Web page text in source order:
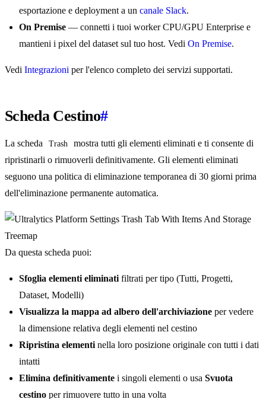
esportazione e deployment a un canale Slack.
On Premise — connetti i tuoi worker CPU/GPU Enterprise e
mantieni i pixel del dataset sul tuo host. Vedi On Premise.
Vedi Integrazioni per l'elenco completo dei servizi supportati.
Scheda Cestino#
La scheda Trash
mostra tutti gli elementi eliminati e ti consente di
ripristinarli o rimuoverli definitivamente. Gli elementi eliminati
seguono una politica di eliminazione temporanea di 30 giorni prima
dell'eliminazione permanente automatica.
Da questa scheda puoi:
Sfoglia elementi eliminati filtrati per tipo (Tutti, Progetti,
Dataset, Modelli)
Visualizza la mappa ad albero dell'archiviazione per vedere
la dimensione relativa degli elementi nel cestino
Ripristina elementi nella loro posizione originale con tutti i dati
intatti
Elimina definitivamente i singoli elementi o usa Svuota
cestino per rimuovere tutto in una volta